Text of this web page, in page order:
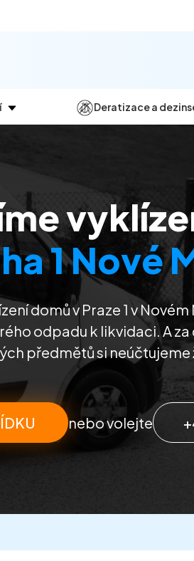
kanceláří
komerčních prostor
Deratizace a
Dezinsekce
1 Nové
domů v Praze 1 v
odpadu k likvidaci. A
předmětů si
nebo volejte